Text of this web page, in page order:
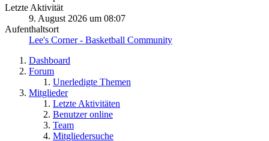
Letzte Aktivität
9. August 2026 um 08:07
Aufenthaltsort
Lee's Corner - Basketball Community
Dashboard
Forum
Unerledigte Themen
Mitglieder
Letzte Aktivitäten
Benutzer online
Team
Mitgliedersuche